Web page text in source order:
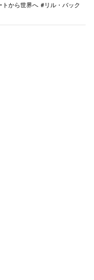
トから世界へ
リル・バック